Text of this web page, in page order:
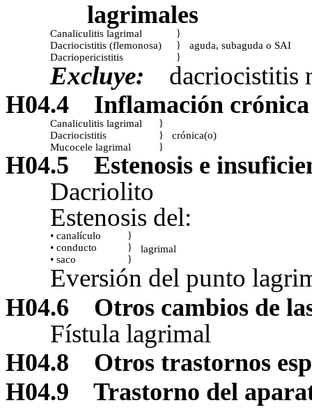
lagrimales
Canaliculitis lagrimal }
Dacriocistitis (flemonosa) }
aguda, subaguda o SAI
Dacriopericistitis
}
Excluye: dacriocistitis
H04.4 Inflamación
Canaliculitis lagrimal }
Dacriocistitis }
crónica(o)
Mucocele lagrimal
}
H04.5 Estenosis e
Dacriolito
Estenosis del:
• canalículo }
• conducto }
lagrimal
• saco
}
Eversión del punto
H04.6 Otros cambios de
Fístula lagrimal
H04.8
Otros trastornos
H04.9
Trastorno del